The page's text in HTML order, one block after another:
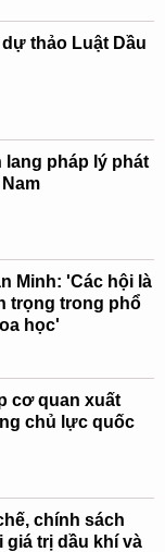
thảo Luật Dầu
pháp lý phát
Minh: 'Các hội là
trọng trong phổ
học'
cơ quan xuất
chủ lực quốc
chính sách
giá trị dầu khí và